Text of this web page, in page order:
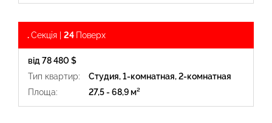
.Секція | 24 Поверх
від 78 480 $
Тип квартир:
Студия, 1-комнатная, 2-комнатная
Площа:
27,5 - 68,9 м²